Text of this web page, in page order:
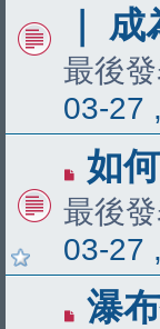
｜
最後
03-27
如
最後
03-27
瀑